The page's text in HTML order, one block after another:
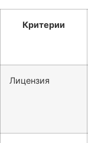
Критерии
Лицензия